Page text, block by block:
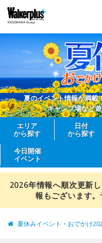
夏のイベント情報が満載
キャンプ場など
エリア
から探す
日付
から探す
今日開催
イベント
2026年情報へ順次更新
報もございます。
夏休みイベント・おでかけ